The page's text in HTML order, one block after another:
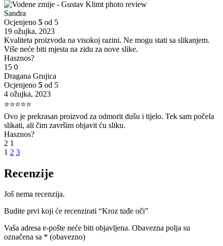
Sandra
Ocjenjeno 5 od 5
19 ožujka, 2023
Kvaliteta proizvoda na visokoj razini. Ne mogu stati sa slikanjem.
Više neće biti mjesta na zidu za nove slike.
Hasznos?
15 0
Dragana Grujica
Ocjenjeno 5 od 5
4 ožujka, 2023
⭐⭐⭐⭐⭐
Ovo je prekrasan proizvod za odmorit dušu i tijelo. Tek sam počela
slikati, ali čim završim objavit ću sliku.
Hasznos?
2 1
1 2 3
Recenzije
Još nema recenzija.
Budite prvi koji će recenzirati “Kroz tuđe oči”
Vaša adresa e-pošte neće biti objavljena. Obavezna polja su
označena sa * (obavezno)